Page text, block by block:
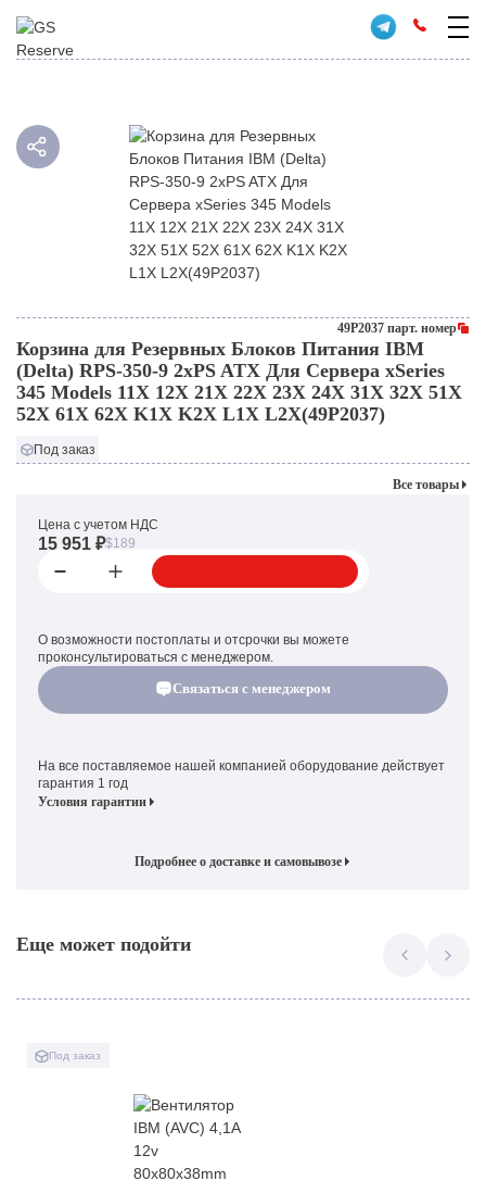
49P2037 парт. номер
Корзина для Резервных Блоков Питания IBM
(Delta) RPS-350-9 2xPS ATX Для Сервера xSeries
345 Models 11X 12X 21X 22X 23X 24X 31X 32X 51X
52X 61X 62X K1X K2X L1X L2X(49P2037)
Под заказ
Все товары
Цена с учетом НДС
15 951 ₽$189
О возможности постоплаты и отсрочки вы можете
проконсультироваться с менеджером.
Связаться с менеджером
На все поставляемое нашей компанией оборудование действует
гарантия 1 год
Условия гарантии
Подробнее о доставке и самовывозе
Еще может подойти
Под заказ